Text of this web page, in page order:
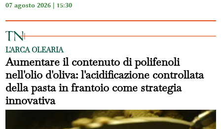
07 agosto 2026 | 15:30
L'ARCA OLEARIA
Aumentare il contenuto di polifenoli
nell'olio d'oliva: l'acidificazione controllata
della pasta in frantoio come strategia
innovativa